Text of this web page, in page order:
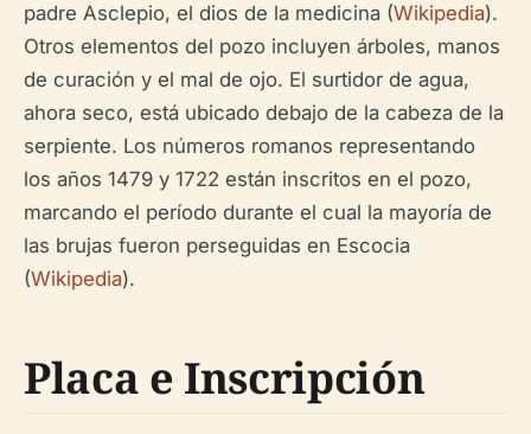
padre Asclepio, el dios de la medicina (Wikipedia).
Otros elementos del pozo incluyen árboles, manos
de curación y el mal de ojo. El surtidor de agua,
ahora seco, está ubicado debajo de la cabeza de la
serpiente. Los números romanos representando
los años 1479 y 1722 están inscritos en el pozo,
marcando el período durante el cual la mayoría de
las brujas fueron perseguidas en Escocia
(Wikipedia).
Placa e Inscripción